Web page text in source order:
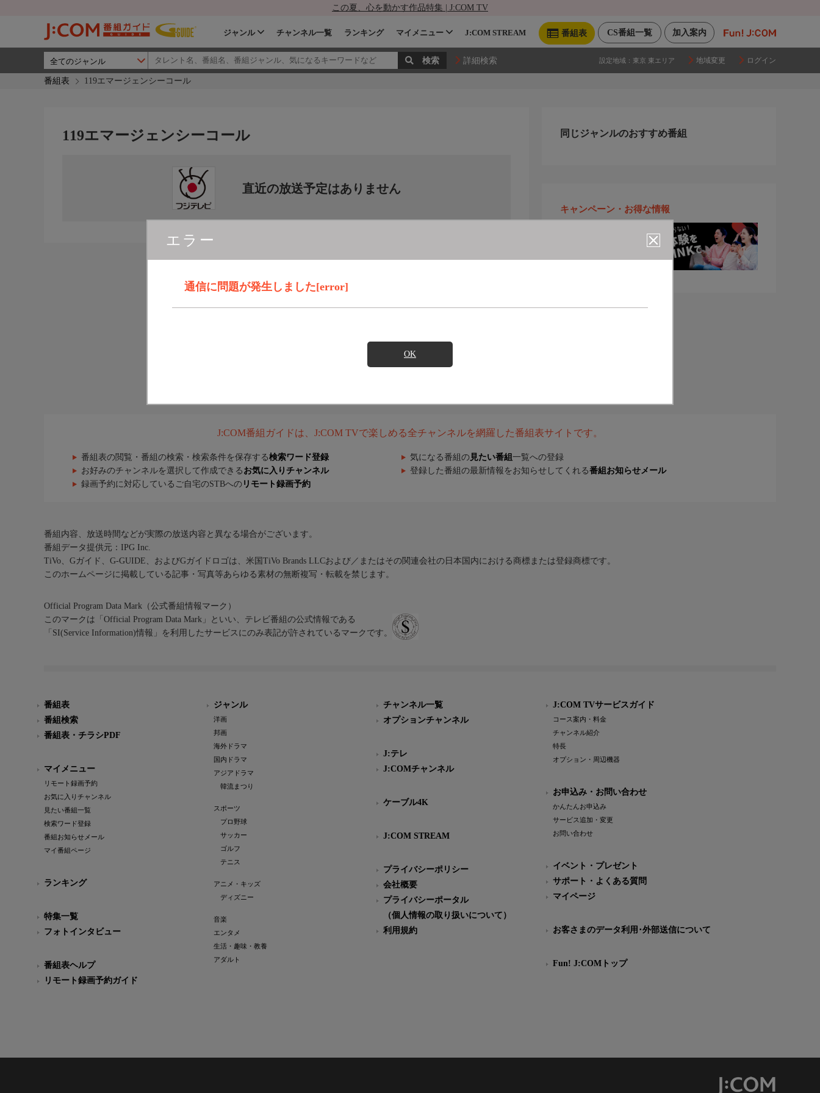
この夏、心を動かす作品特集 | J:COM TV
加入案内
CS番組一覧
番組表
ジャンル チャンネル一覧 ランキング マイメニュー J:COM STREAM
詳細検索 設定地域： 東京 東エリア 地域変更 ログイン
番組表 119エマージェンシーコール
エラー
通信に問題が発生しました[error]
OK
119エマージェンシーコール
直近の放送予定はありません
同じジャンルのおすすめ番組
キャンペーン・お得な情報
J:COM番組ガイドは、J:COM TVで楽しめる全チャンネルを網羅した番組表サイトです。
番組表の閲覧・番組の検索・検索条件を保存する検索ワード登録 気になる番組の 見たい番組 一覧への登録
お好みのチャンネルを選択して作成できる お気に入りチャンネル 登録した番組の最新情報をお知らせしてくれる番組お知らせメール
録画予約に対応しているご自宅のSTBへの リモート録画予約
番組内容、放送時間などが実際の放送内容と異なる場合がございます。
番組データ提供元：IPG Inc.
TiVo、Gガイド、G-GUIDE、およびGガイドロゴは、米国TiVo Brands LLCおよび／またはその関連会社の日本国内における商標または登録商標です。
このホームページに掲載している記事・写真等あらゆる素材の無断複写・転載を禁じます。
Official Program Data Mark（公式番組情報マーク）
このマークは「Official Program Data Mark」といい、テレビ番組の公式情報である
「SI(Service Information)情報」を利用したサービスにのみ表記が許されているマークです。
番組表
番組検索
番組表・チラシPDF
マイメニュー
リモート録画予約
お気に入りチャンネル
見たい番組一覧
検索ワード登録
番組お知らせメール
マイ番組ページ
ランキング
特集一覧
フォトインタビュー
番組表ヘルプ
リモート録画予約ガイド
ジャンル
洋画
邦画
海外ドラマ
国内ドラマ
アジアドラマ
韓流まつり
スポーツ
プロ野球
サッカー
ゴルフ
テニス
アニメ・キッズ
ディズニー
音楽
エンタメ
生活・趣味・教養
アダルト
チャンネル一覧
オプションチャンネル
J:テレ
J:COMチャンネル
ケーブル4K
J:COM STREAM
プライバシーポリシー
会社概要
プライバシーポータル
（個人情報の取り扱いについて）
利用規約
J:COM TVサービスガイド
コース案内・料金
チャンネル紹介
特長
オプション・周辺機器
お申込み・お問い合わせ
かんたんお申込み
サービス追加・変更
お問い合わせ
イベント・プレゼント
サポート・よくある質問
マイページ
お客さまのデータ利用･外部送信について
Fun! J:COMトップ